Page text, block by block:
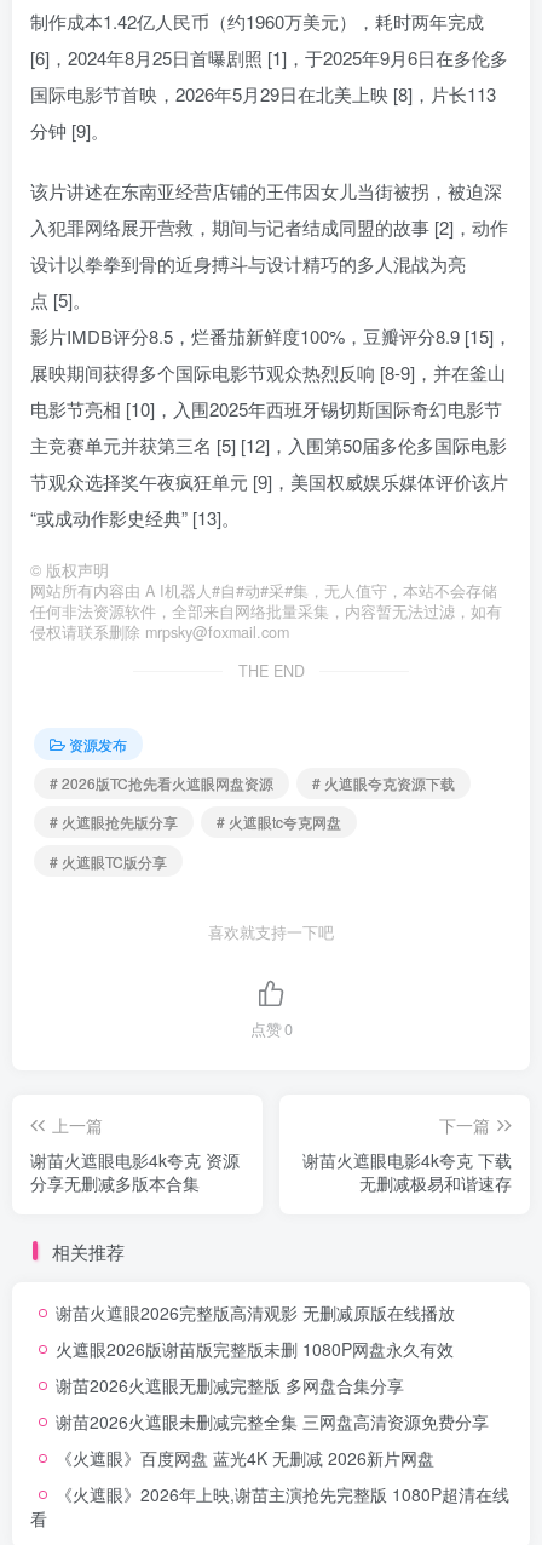
制作成本1.42亿人民币（约1960万美元），耗时两年完成
[6]，2024年8月25日首曝剧照 [1]，于2025年9月6日在多伦多
国际电影节首映，2026年5月29日在北美上映 [8]，片长113
分钟 [9]。
该片讲述在东南亚经营店铺的王伟因女儿当街被拐，被迫深
入犯罪网络展开营救，期间与记者结成同盟的故事 [2]，动作
设计以拳拳到骨的近身搏斗与设计精巧的多人混战为亮
点 [5]。
影片IMDB评分8.5，烂番茄新鲜度100%，豆瓣评分8.9 [15]，
展映期间获得多个国际电影节观众热烈反响 [8-9]，并在釜山
电影节亮相 [10]，入围2025年西班牙锡切斯国际奇幻电影节
主竞赛单元并获第三名 [5] [12]，入围第50届多伦多国际电影
节观众选择奖午夜疯狂单元 [9]，美国权威娱乐媒体评价该片
“或成动作影史经典” [13]。
© 版权声明
网站所有内容由 A I机器人#自#动#采#集，无人值守，本站不会存储
任何非法资源软件，全部来自网络批量采集，内容暂无法过滤，如有
侵权请联系删除 mrpsky@foxmail.com
THE END
资源发布
# 2026版TC抢先看火遮眼网盘资源
# 火遮眼夸克资源下载
# 火遮眼抢先版分享
# 火遮眼tc夸克网盘
# 火遮眼TC版分享
喜欢就支持一下吧
点赞0
上一篇
谢苗火遮眼电影4k夸克 资源
分享无删减多版本合集
下一篇
谢苗火遮眼电影4k夸克 下载
无删减极易和谐速存
相关推荐
谢苗火遮眼2026完整版高清观影 无删减原版在线播放
火遮眼2026版谢苗版完整版未删 1080P网盘永久有效
谢苗2026火遮眼无删减完整版 多网盘合集分享
谢苗2026火遮眼未删减完整全集 三网盘高清资源免费分享
《火遮眼》百度网盘 蓝光4K 无删减 2026新片网盘
《火遮眼》2026年上映,谢苗主演抢先完整版 1080P超清在线
看